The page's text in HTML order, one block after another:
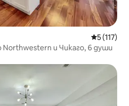
Средна
5 (117)
Northwestern и Чикаго, 6 души